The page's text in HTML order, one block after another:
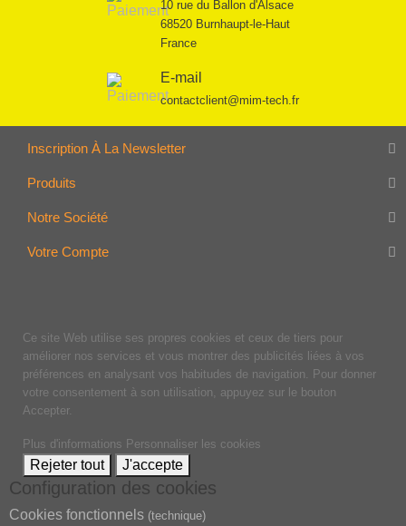
10 rue du Ballon d'Alsace
68520 Burnhaupt-le-Haut
France
E-mail
contactclient@mim-tech.fr
Inscription À La Newsletter
Produits
Notre Société
Votre Compte
Ce site Web utilise ses propres cookies et ceux de tiers pour
améliorer nos services et vous montrer des publicités liées à vos
préférences en analysant vos habitudes de navigation. Pour donner
votre consentement à son utilisation, appuyez sur le bouton
Accepter.
Plus d'informations Personnaliser les cookies
Rejeter tout J'accepte
Configuration des cookies
Cookies fonctionnels (technique)